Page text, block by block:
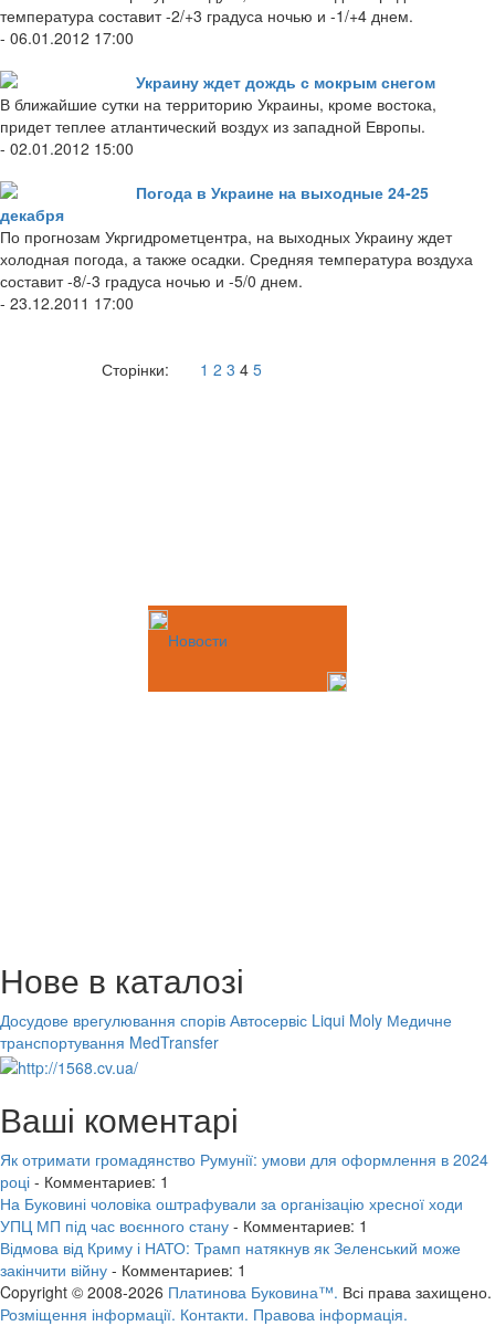
температура составит -2/+3 градуса ночью и -1/+4 днем.
- 06.01.2012 17:00
Украину ждет дождь с мокрым снегом
В ближайшие сутки на территорию Украины, кроме востока,
придет теплее атлантический воздух из западной Европы.
- 02.01.2012 15:00
Погода в Украине на выходные 24-25
декабря
По прогнозам Укргидрометцентра, на выходных Украину ждет
холодная погода, а также осадки. Средняя температура воздуха
составит -8/-3 градуса ночью и -5/0 днем.
- 23.12.2011 17:00
Сторінки: 1 2 3 4 5
Новости
Нове в каталозі
Досудове врегулювання спорів Автосервіс Liqui Moly Медичне
транспортування MedTransfer
Ваші коментарі
Як отримати громадянство Румунії: умови для оформлення в 2024
році - Комментариев: 1
На Буковині чоловіка оштрафували за організацію хресної ходи
УПЦ МП під час воєнного стану - Комментариев: 1
Відмова від Криму і НАТО: Трамп натякнув як Зеленський може
закінчити війну - Комментариев: 1
Copyright © 2008-2026 Платинова Буковина™. Всі права захищено.
Розміщення інформації. Контакти. Правова інформація.